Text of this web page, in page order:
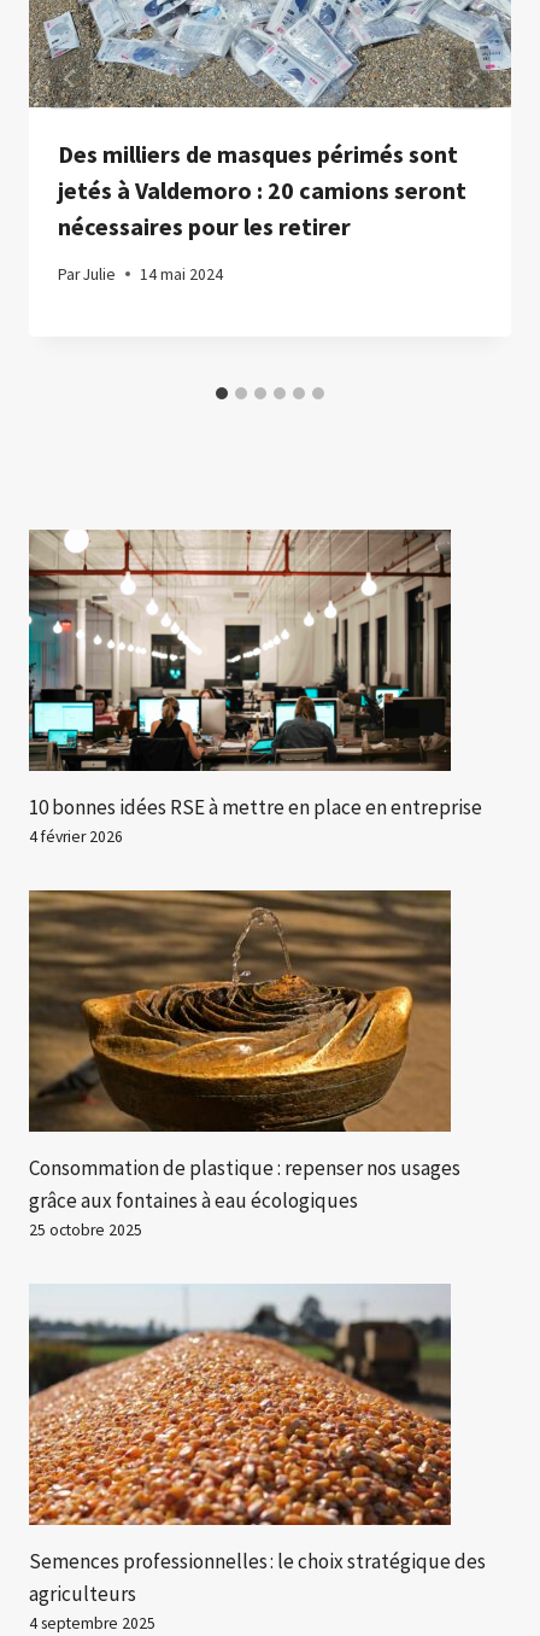
Des milliers de masques périmés sont
jetés à Valdemoro : 20 camions seront
nécessaires pour les retirer
ParJulie 14 mai 2024
10 bonnes idées RSE à mettre en place en entreprise
4 février 2026
Consommation de plastique : repenser nos usages
grâce aux fontaines à eau écologiques
25 octobre 2025
Semences professionnelles : le choix stratégique des
agriculteurs
4 septembre 2025